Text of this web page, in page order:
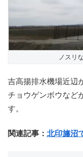
ノスリ
吉高揚排水機場近辺
チョウゲンボウなど
す。
関連記事： 北印旛沼